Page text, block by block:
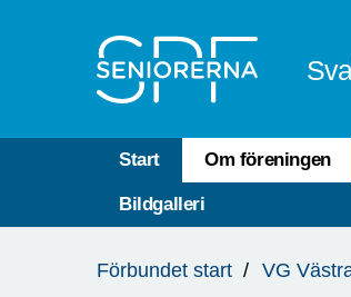
Start Om föreningen
Bildgalleri
är
Förbundet start VG